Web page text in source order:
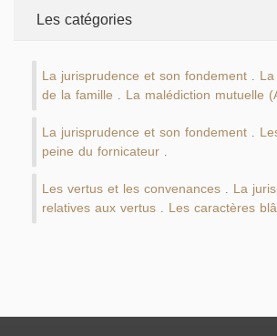
Les catégories
La jurisprudence et son fondement
de la famille La malédiction mutuelle
La jurisprudence et son fondement
peine du fornicateur
Les vertus et les convenances La
relatives aux vertus Les caractères